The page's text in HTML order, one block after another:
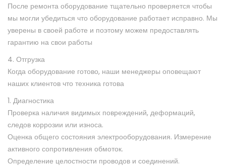
После ремонта оборудование тщательно проверяется чтобы
мы могли убедиться что оборудование работает исправно. Мы
уверены в своей работе и поэтому можем предоставлять
гарантию на свои работы
4. Отгрузка
Когда оборудование готово, наши менеджеры оповещают
наших клиентов что техника готова
1. Диагностика
Проверка наличия видимых повреждений, деформаций,
следов коррозии или износа.
Оценка общего состояния электрооборудования. Измерение
активного сопротивления обмоток.
Определение целостности проводов и соединений.